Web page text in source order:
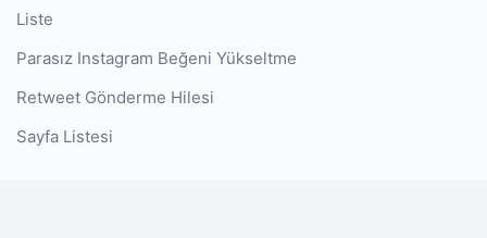
Liste
Parasız Instagram Beğeni Yükseltme
Retweet Gönderme Hilesi
Sayfa Listesi